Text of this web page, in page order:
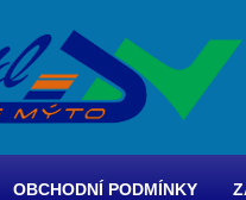
OBCHODNÍ PODMÍNKY